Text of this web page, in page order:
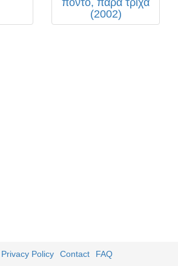
πόντο, παρά τρίχα
(2002)
Privacy Policy Contact FAQ